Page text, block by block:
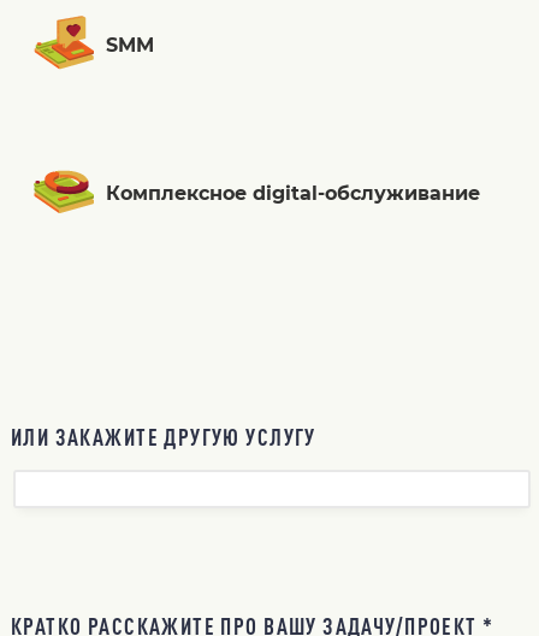
SMM
Комплексное digital-обслуживание
ИЛИ ЗАКАЖИТЕ ДРУГУЮ УСЛУГУ
КРАТКО РАССКАЖИТЕ ПРО ВАШУ ЗАДАЧУ/ПРОЕКТ *